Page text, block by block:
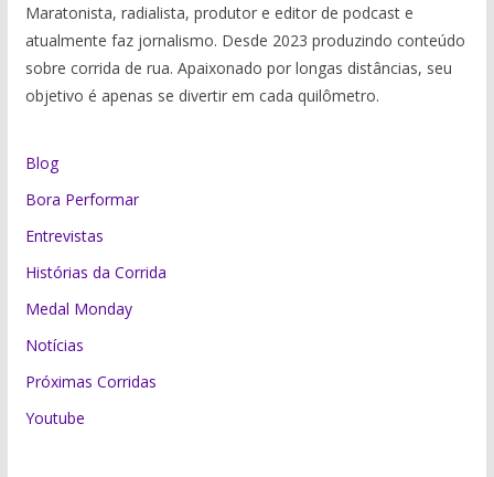
Maratonista, radialista, produtor e editor de podcast e
atualmente faz jornalismo. Desde 2023 produzindo conteúdo
sobre corrida de rua. Apaixonado por longas distâncias, seu
objetivo é apenas se divertir em cada quilômetro.
Blog
Bora Performar
Entrevistas
Histórias da Corrida
Medal Monday
Notícias
Próximas Corridas
Youtube